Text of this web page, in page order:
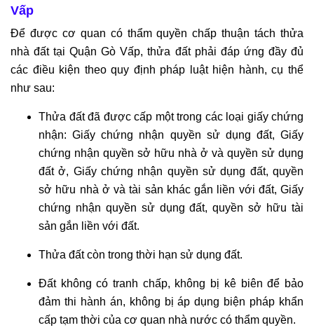
Vấp
Để được cơ quan có thẩm quyền chấp thuận tách thửa
nhà đất tại Quận Gò Vấp, thửa đất phải đáp ứng đầy đủ
các điều kiện theo quy định pháp luật hiện hành, cụ thể
như sau:
Thửa đất đã được cấp một trong các loại giấy chứng
nhận: Giấy chứng nhận quyền sử dụng đất, Giấy
chứng nhận quyền sở hữu nhà ở và quyền sử dụng
đất ở, Giấy chứng nhận quyền sử dụng đất, quyền
sở hữu nhà ở và tài sản khác gắn liền với đất, Giấy
chứng nhận quyền sử dụng đất, quyền sở hữu tài
sản gắn liền với đất.
Thửa đất còn trong thời hạn sử dụng đất.
Đất không có tranh chấp, không bị kê biên để bảo
đảm thi hành án, không bị áp dụng biện pháp khẩn
cấp tạm thời của cơ quan nhà nước có thẩm quyền.